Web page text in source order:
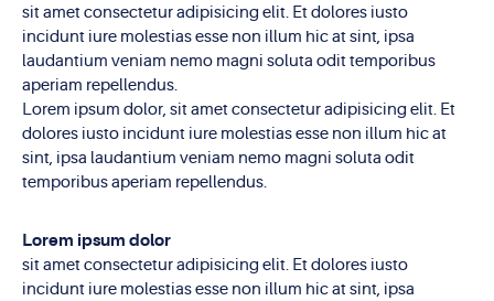
sit amet consectetur adipisicing elit. Et dolores iusto
incidunt iure molestias esse non illum hic at sint, ipsa
laudantium veniam nemo magni soluta odit temporibus
aperiam repellendus.
Lorem ipsum dolor, sit amet consectetur adipisicing elit. Et
dolores iusto incidunt iure molestias esse non illum hic at
sint, ipsa laudantium veniam nemo magni soluta odit
temporibus aperiam repellendus.
Lorem ipsum dolor
sit amet consectetur adipisicing elit. Et dolores iusto
incidunt iure molestias esse non illum hic at sint, ipsa